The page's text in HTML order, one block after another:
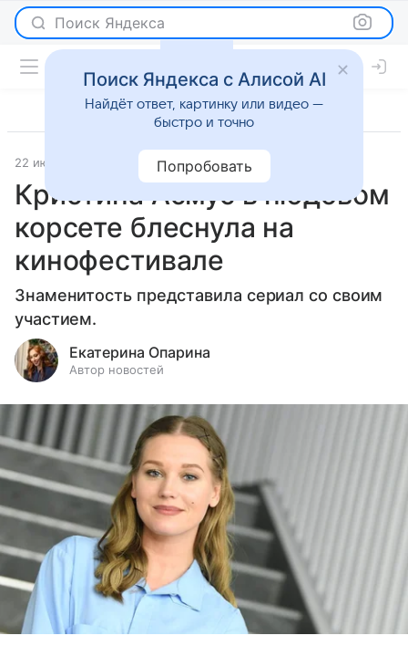
Поиск Яндекса
22 июня 2026 Леди Mail Светская жизнь
Кристина Асмус в нюдовом
корсете блеснула на
кинофестивале
Знаменитость представила сериал со своим
участием.
Екатерина Опарина
Автор новостей
Поиск Яндекса с Алисой AI
Найдёт ответ, картинку или видео —
быстро и точно
Попробовать